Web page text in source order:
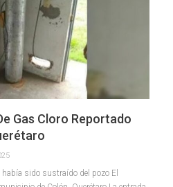
Gas Cloro Reportado
sido sustraído del pozo El